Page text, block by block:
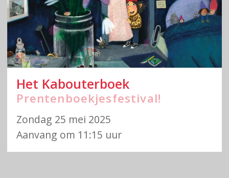
Het Kabouterboek
Prentenboekjesfestival!
Zondag 25 mei 2025
Aanvang om 11:15 uur